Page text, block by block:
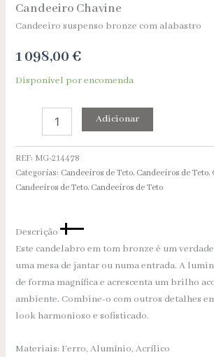
Candeeiro Chavine
Candeeiro suspenso bronze com alabastro
1 098,00€
Disponível por encomenda
Adicionar
REF: MG-214478
Categorias: Candeeiros de Teto, Candeeiros de Teto,
Candeeiros de Teto, Candeeiros de Teto
Descrição
Este candelabro em tom bronze é um
uma mesa de jantar ou numa entrada. A
de forma magnífica e acrescenta um brilho
ambiente. Combine-o com outros detalhes
look harmonioso e sofisticado.
Materiais: Ferro, Alumínio, Acrílico